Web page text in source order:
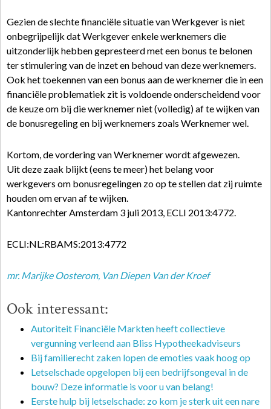
Gezien de slechte financiële situatie van Werkgever is niet
onbegrijpelijk dat Werkgever enkele werknemers die
uitzonderlijk hebben gepresteerd met een bonus te belonen
ter stimulering van de inzet en behoud van deze werknemers.
Ook het toekennen van een bonus aan de werknemer die in een
financiële problematiek zit is voldoende onderscheidend voor
de keuze om bij die werknemer niet (volledig) af te wijken van
de bonusregeling en bij werknemers zoals Werknemer wel.
Kortom, de vordering van Werknemer wordt afgewezen.
Uit deze zaak blijkt (eens te meer) het belang voor
werkgevers om bonusregelingen zo op te stellen dat zij ruimte
houden om ervan af te wijken.
Kantonrechter Amsterdam 3 juli 2013, ECLI 2013:4772.
ECLI:NL:RBAMS:2013:4772
mr. Marijke Oosterom, Van Diepen Van der Kroef
Ook interessant:
Autoriteit Financiële Markten heeft collectieve
vergunning verleend aan Bliss Hypotheekadviseurs
Bij familierecht zaken lopen de emoties vaak hoog op
Letselschade opgelopen bij een bedrijfsongeval in de
bouw? Deze informatie is voor u van belang!
Eerste hulp bij letselschade: zo kom je sterk uit een nare